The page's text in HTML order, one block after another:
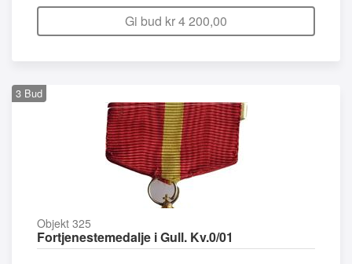
Gi bud kr4 200,00
3 Bud
Objekt 325
Fortjenestemedalje i Gull. Kv.0/01